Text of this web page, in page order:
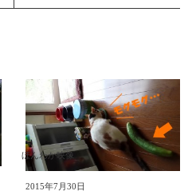
ほんわか映像
2015年7月30日